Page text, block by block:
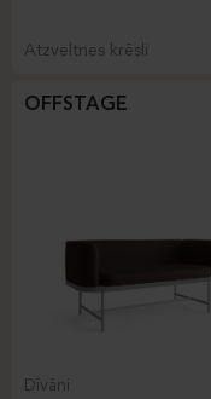
Atzveltnes krēsli
OFFSTAGE
Dīvāni